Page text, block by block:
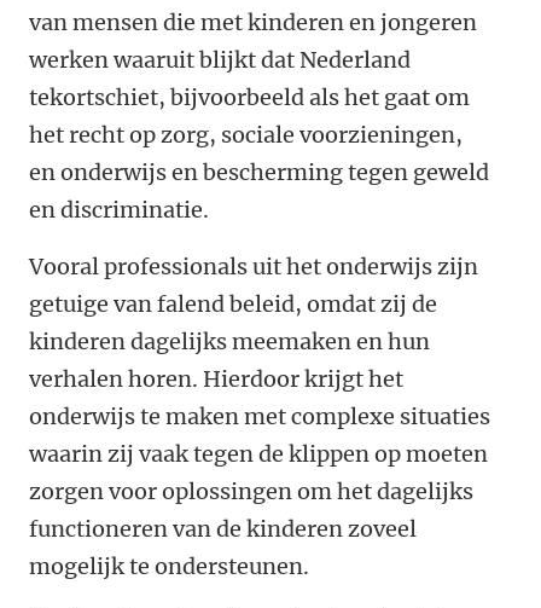
van mensen die met kinderen en jongeren
werken waaruit blijkt dat Nederland
tekortschiet, bijvoorbeeld als het gaat om
het recht op zorg, sociale voorzieningen,
en onderwijs en bescherming tegen geweld
en discriminatie.
Vooral professionals uit het onderwijs zijn
getuige van falend beleid, omdat zij de
kinderen dagelijks meemaken en hun
verhalen horen. Hierdoor krijgt het
onderwijs te maken met complexe situaties
waarin zij vaak tegen de klippen op moeten
zorgen voor oplossingen om het dagelijks
functioneren van de kinderen zoveel
mogelijk te ondersteunen.